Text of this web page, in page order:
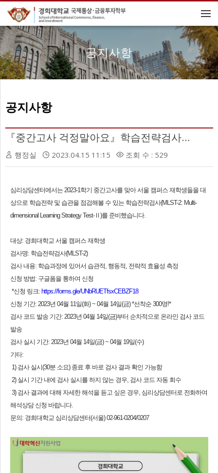
메뉴 건너뛰기
공지사항
공지사항
『중간고사 걱정말아요』학습전략검사(MLST-2) 신청 안내
행정실 2023.04.15 11:15 조회 수 : 529
심리상담센터에서는 2023-1학기 중간고사를 맞아 서울 캠퍼스 재학생들을 대
상으로 학습전략 및 습관을 점검해볼 수 있는 학습전략검사(MLST-2: Multi-
dimensional Learning Strategy Test-Ⅱ)를 준비했습니다.
대상: 경희대학교 서울 캠퍼스 재학생
검사명: 학습전략검사(MLST-2)
검사 내용: 학습과정에 있어서 습관적, 행동적, 전략적 효율성 측정
신청 방법: 구글폼을 통하여 신청
*신청 링크: https://forms.gle/UNbRUETfsxCEBZF18
신청 기간: 2023년 04월 11일(화) ~ 04월 14일(금) *선착순 300명!*
검사 코드 발송 기간: 2023년 04월 14일(금)부터 순차적으로 온라인 검사 코드
발송
검사 실시 기간: 2023년 04월 14일(금) ~ 04월 19일(수)
기타:
1) 검사 실시(30분 소요) 종료 후 바로 검사 결과 확인 가능함
2) 실시 기간 내에 검사 실시를 하지 않는 경우, 검사 코드 자동 회수
3) 검사 결과에 대해 자세한 해석을 듣고 싶은 경우, 심리상담센터로 전화하여
해석상담 신청 바랍니다.
문의: 경희대학교 심리상담센터(서울) 02-961-0204/0207